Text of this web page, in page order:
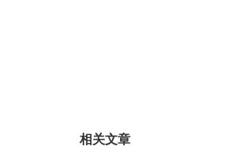
相关文章